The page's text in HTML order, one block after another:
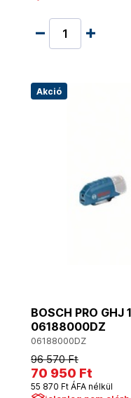
Akció
BOSCH PRO
06188000DZ
06188000DZ
96 570 Ft
70 950 Ft
55 870 Ft ÁFA nélkül